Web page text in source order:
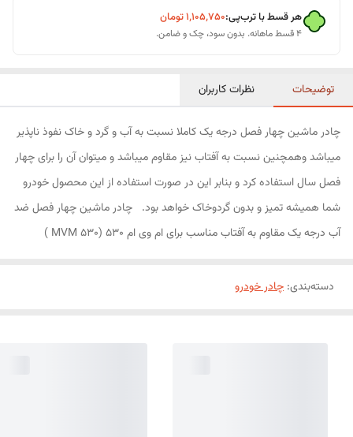
هر قسط با ترب‌پی:۱٬۱۰۵٬۷۵۰تومان
۴ قسط ماهانه. بدون سود، چک و ضامن.
توضیحات نظرات کاربران
چادر ماشین چهار فصل درجه یک کاملا نسبت به آب و گرد و خاک نفوذ ناپذیر
میباشد وهمچنین نسبت به آفتاب نیز مقاوم میباشد و میتوان آن را برای چهار
فصل سال استفاده کرد و بنابر این در صورت استفاده از این محصول خودرو
شما همیشه تمیز و بدون گردوخاک خواهد بود. چادر ماشین چهار فصل ضد
آب درجه یک مقاوم به آفتاب مناسب برای ام وی ام 530 (MVM 530 )
دسته‌بندی: چادر خودرو